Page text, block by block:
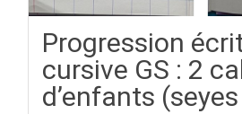
Progression
cursive GS : 2
d’enfants